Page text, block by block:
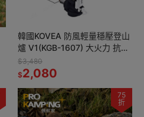
韓國KOVEA 防風輕量穩壓登山
爐 V1(KGB-1607) 大火力 抗低
溫 瓦斯爐 攻頂爐 高山爐 野營
爐頭 登山
$3,480
$2,080
75
折